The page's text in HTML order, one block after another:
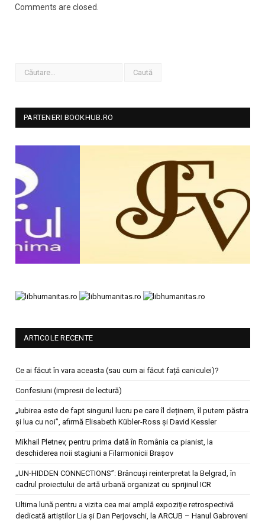
Comments are closed.
PARTENERI BOOKHUB.RO
ARTICOLE RECENTE
Ce ai făcut în vara aceasta (sau cum ai făcut față caniculei)?
Confesiuni (impresii de lectură)
„Iubirea este de fapt singurul lucru pe care îl deținem, îl putem păstra
și lua cu noi”, afirmă Elisabeth Kübler-Ross și David Kessler
Mikhail Pletnev, pentru prima dată în România ca pianist, la
deschiderea noii stagiuni a Filarmonicii Brașov
„UN-HIDDEN CONNECTIONS”: Brâncuși reinterpretat la Belgrad, în
cadrul proiectului de artă urbană organizat cu sprijinul ICR
Ultima lună pentru a vizita cea mai amplă expoziție retrospectivă
dedicată artiștilor Lia și Dan Perjovschi, la ARCUB – Hanul Gabroveni